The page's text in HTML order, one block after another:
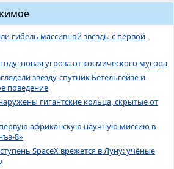
гибель массивной звезды с первой
новая угроза от космического мусора
звезду-спутник Бетельгейзе и
поведение
гигантские кольца, скрытые от
первую африканскую научную миссию в
8»
SpaceX врежется в Луну: учёные